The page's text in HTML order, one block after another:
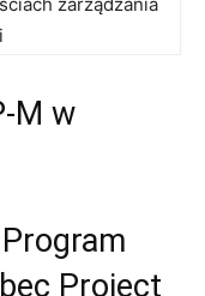
M ⁢w
Project⁤